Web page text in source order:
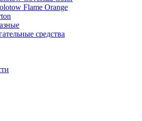
Flame Orange
средства